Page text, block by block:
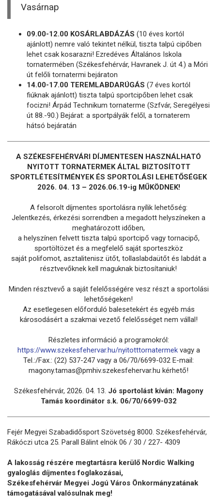
Vasárnap
09.00-12.00 KOSÁRLABDÁZÁS (10 éves kortól
ajánlott) nemre való tekintet nélkül, tiszta talpú cipőben
lehet csak kosarazni! Ezredéves Általános Iskola
tornatermében (Székesfehérvár, Havranek J. út 4.) a Móri
út felőli tornatermi bejáraton
14.00-17.00 TEREMLABDARÚGÁS (7 éves kortól
fiúknak ajánlott) tiszta talpú sportcipőben lehet csak
focizni! Árpád Technikum tornaterme (Szfvár, Seregélyesi
út 88.-90.) Bejárat: a sportpályák felől, a tornaterem
hátsó bejáratán
A SZÉKESFEHÉRVÁRI DÍJMENTESEN HASZNÁLHATÓ
NYITOTT TORNATERMEK ÁLTAL BIZTOSÍTOTT
SPORTLÉTESÍTMÉNYEK ÉS SPORTOLÁSI LEHETŐSÉGEK
2026. 04. 13 – 2026.06.19-ig MŰKÖDNEK!
A felsorolt díjmentes sportolásra nyílik lehetőség:
Jelentkezés, érkezési sorrendben a megadott helyszíneken a
meghatározott időben,
a helyszínen felvett tiszta talpú sportcipő vagy tornacipő,
sportöltözet és a megfelelő saját sporteszköz
saját polifomot, asztalitenisz ütőt, tollaslabdaütőt és labdát a
résztvevőknek kell maguknak biztosítaniuk!
Minden résztvevő a saját felelősségére vesz részt a sportolási
lehetőségeken!
Az esetlegesen előforduló balesetekért és egyéb más
károsodásért a szakmai vezető felelősséget nem vállal!
Részletes információ a programokról:
https://www.szekesfehervar.hu/nyitotttornatermekvagy a
Tel.:/Fax.: (22) 537-247 vagy a 06/70/6699-032 E-mail:
magony.tamas@pmhiv.szekesfehervar.hu kérhető!
Székesfehérvár, 2026. 04. 13. Jó sportolást kíván: Magony
Tamás koordinátor s.k. 06/70/6699-032
Fejér Megyei Szabadidősport Szövetség 8000. Székesfehérvár,
Rákóczi utca 25. Parall Bálint elnök 06 / 30 / 227- 4309
A lakosság részére megtartásra kerülő Nordic Walking
gyaloglás díjmentes foglakozásai,
Székesfehérvár Megyei Jogú Város Önkormányzatának
támogatásával valósulnak meg!